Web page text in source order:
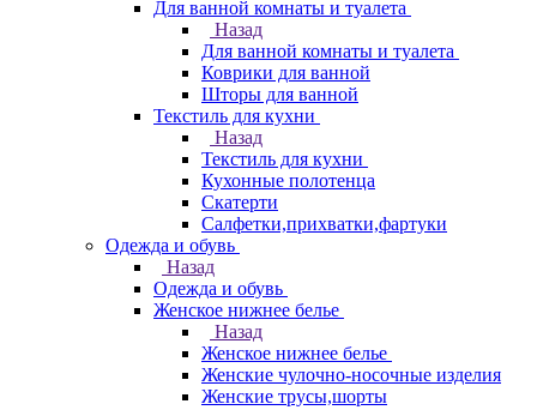
Для ванной комнаты и туалета
Назад
Для ванной комнаты и туалета
Коврики для ванной
Шторы для ванной
Текстиль для кухни
Назад
Текстиль для кухни
Кухонные полотенца
Скатерти
Салфетки,прихватки,фартуки
Одежда и обувь
Назад
Одежда и обувь
Женское нижнее белье
Назад
Женское нижнее белье
Женские чулочно-носочные изделия
Женские трусы,шорты